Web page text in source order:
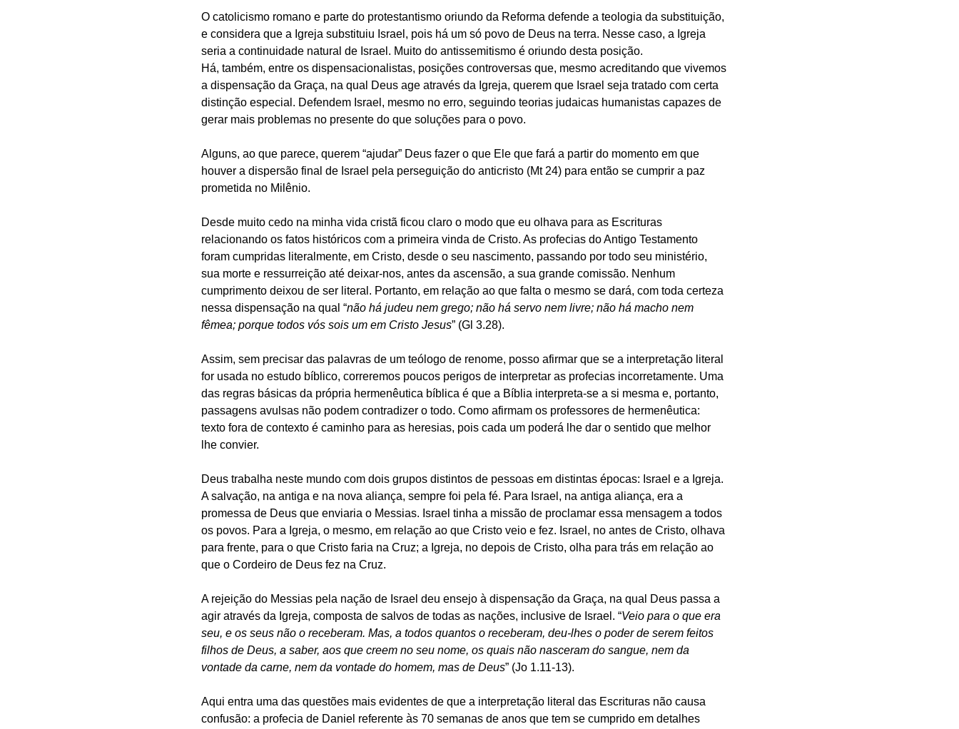
O catolicismo romano e parte do protestantismo oriundo da Reforma defende a teologia da substituição,
e considera que a Igreja substituiu Israel, pois há um só povo de Deus na terra. Nesse caso, a Igreja
seria a continuidade natural de Israel. Muito do antissemitismo é oriundo desta posição.
Há, também, entre os dispensacionalistas, posições controversas que, mesmo acreditando que vivemos
a dispensação da Graça, na qual Deus age através da Igreja, querem que Israel seja tratado com certa
distinção especial. Defendem Israel, mesmo no erro, seguindo teorias judaicas humanistas capazes de
gerar mais problemas no presente do que soluções para o povo.
Alguns, ao que parece, querem “ajudar” Deus fazer o que Ele que fará a partir do momento em que
houver a dispersão final de Israel pela perseguição do anticristo (Mt 24) para então se cumprir a paz
prometida no Milênio.
Desde muito cedo na minha vida cristã ficou claro o modo que eu olhava para as Escrituras
relacionando os fatos históricos com a primeira vinda de Cristo. As profecias do Antigo Testamento
foram cumpridas literalmente, em Cristo, desde o seu nascimento, passando por todo seu ministério,
sua morte e ressurreição até deixar-nos, antes da ascensão, a sua grande comissão. Nenhum
cumprimento deixou de ser literal. Portanto, em relação ao que falta o mesmo se dará, com toda certeza
nessa dispensação na qual “não há judeu nem grego; não há servo nem livre; não há macho nem
fêmea; porque todos vós sois um em Cristo Jesus” (Gl 3.28).
Assim, sem precisar das palavras de um teólogo de renome, posso afirmar que se a interpretação literal
for usada no estudo bíblico, correremos poucos perigos de interpretar as profecias incorretamente. Uma
das regras básicas da própria hermenêutica bíblica é que a Bíblia interpreta-se a si mesma e, portanto,
passagens avulsas não podem contradizer o todo. Como afirmam os professores de hermenêutica:
texto fora de contexto é caminho para as heresias, pois cada um poderá lhe dar o sentido que melhor
lhe convier.
Deus trabalha neste mundo com dois grupos distintos de pessoas em distintas épocas: Israel e a Igreja.
A salvação, na antiga e na nova aliança, sempre foi pela fé. Para Israel, na antiga aliança, era a
promessa de Deus que enviaria o Messias. Israel tinha a missão de proclamar essa mensagem a todos
os povos. Para a Igreja, o mesmo, em relação ao que Cristo veio e fez. Israel, no antes de Cristo, olhava
para frente, para o que Cristo faria na Cruz; a Igreja, no depois de Cristo, olha para trás em relação ao
que o Cordeiro de Deus fez na Cruz.
A rejeição do Messias pela nação de Israel deu ensejo à dispensação da Graça, na qual Deus passa a
agir através da Igreja, composta de salvos de todas as nações, inclusive de Israel. “Veio para o que era
seu, e os seus não o receberam. Mas, a todos quantos o receberam, deu-lhes o poder de serem feitos
filhos de Deus, a saber, aos que creem no seu nome, os quais não nasceram do sangue, nem da
vontade da carne, nem da vontade do homem, mas de Deus” (Jo 1.11-13).
Aqui entra uma das questões mais evidentes de que a interpretação literal das Escrituras não causa
confusão: a profecia de Daniel referente às 70 semanas de anos que tem se cumprido em detalhes